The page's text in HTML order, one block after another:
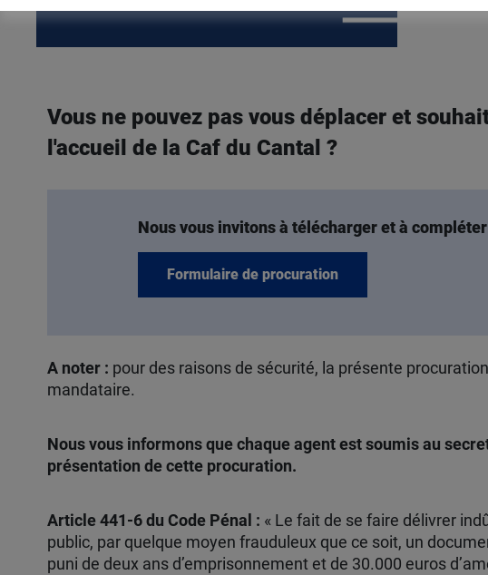
Vous ne pouvez pas vous déplacer et
l'accueil de la Caf du Cantal ?
Nous vous invitons à télécharger et à
Formulaire de procuration
A noter : pour des raisons de sécurité, la présente
mandataire.
Nous vous informons que chaque agent est soumis au
présentation de cette procuration.
Article 441-6 du Code Pénal : « Le fait de se faire délivrer
public, par quelque moyen frauduleux que ce soit, un
puni de deux ans d’emprisonnement et de 30.000 euros